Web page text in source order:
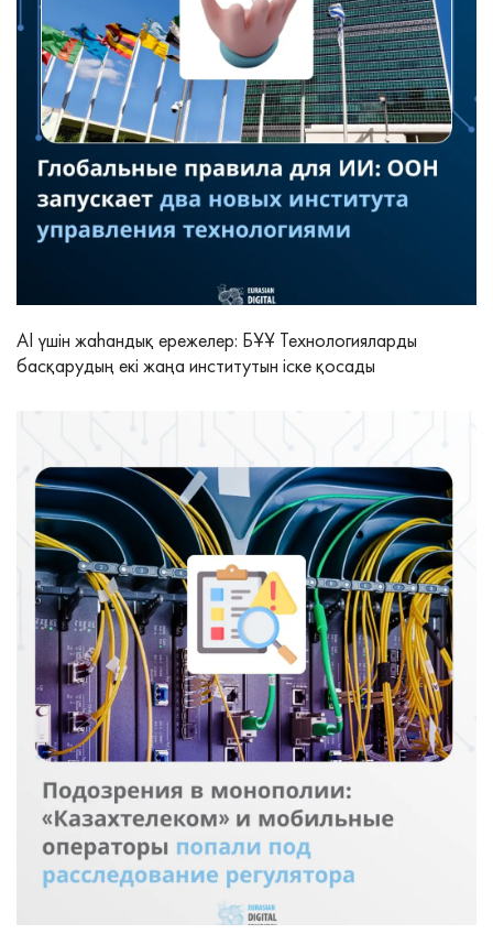
AI үшін жаһандық ережелер: БҰҰ Технологияларды
басқарудың екі жаңа институтын іске қосады